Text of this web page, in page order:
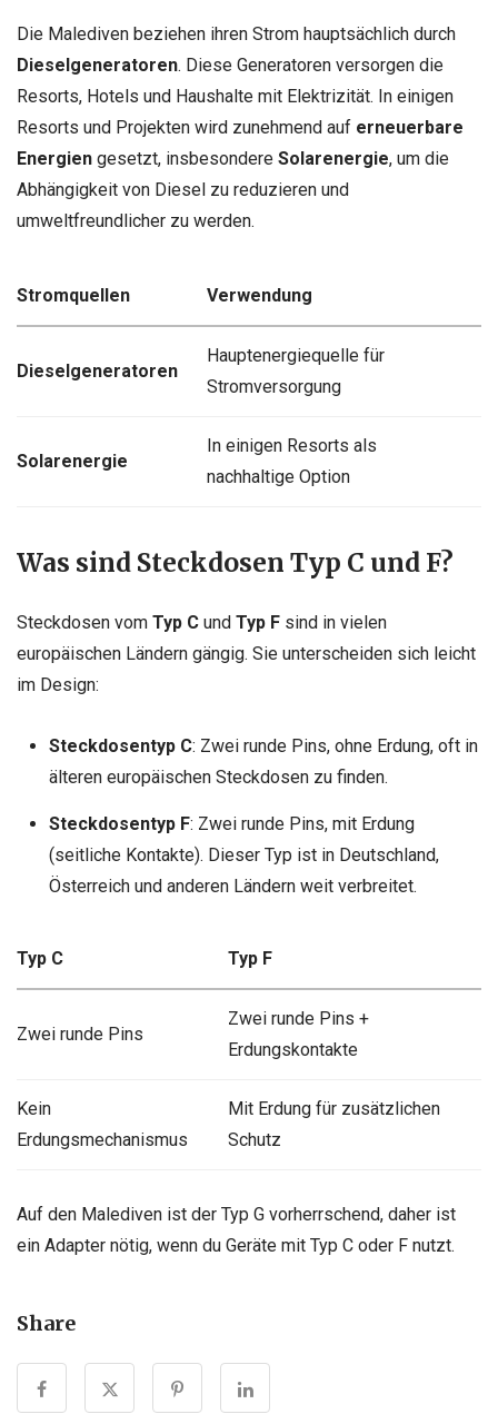
Die Malediven beziehen ihren Strom hauptsächlich durch
Dieselgeneratoren. Diese Generatoren versorgen die
Resorts, Hotels und Haushalte mit Elektrizität. In einigen
Resorts und Projekten wird zunehmend auf erneuerbare
Energien gesetzt, insbesondere Solarenergie, um die
Abhängigkeit von Diesel zu reduzieren und
umweltfreundlicher zu werden.
Stromquellen Verwendung
Dieselgeneratoren
Hauptenergiequelle für
Stromversorgung
Solarenergie
In einigen Resorts als
nachhaltige Option
Was sind Steckdosen Typ C und F?
Steckdosen vom Typ C und Typ F sind in vielen
europäischen Ländern gängig. Sie unterscheiden sich leicht
im Design:
Steckdosentyp C: Zwei runde Pins, ohne Erdung, oft in
älteren europäischen Steckdosen zu finden.
Steckdosentyp F: Zwei runde Pins, mit Erdung
(seitliche Kontakte). Dieser Typ ist in Deutschland,
Österreich und anderen Ländern weit verbreitet.
Typ C Typ F
Zwei runde Pins
Zwei runde Pins +
Erdungskontakte
Kein
Erdungsmechanismus
Mit Erdung für zusätzlichen
Schutz
Auf den Malediven ist der Typ G vorherrschend, daher ist
ein Adapter nötig, wenn du Geräte mit Typ C oder F nutzt.
Share